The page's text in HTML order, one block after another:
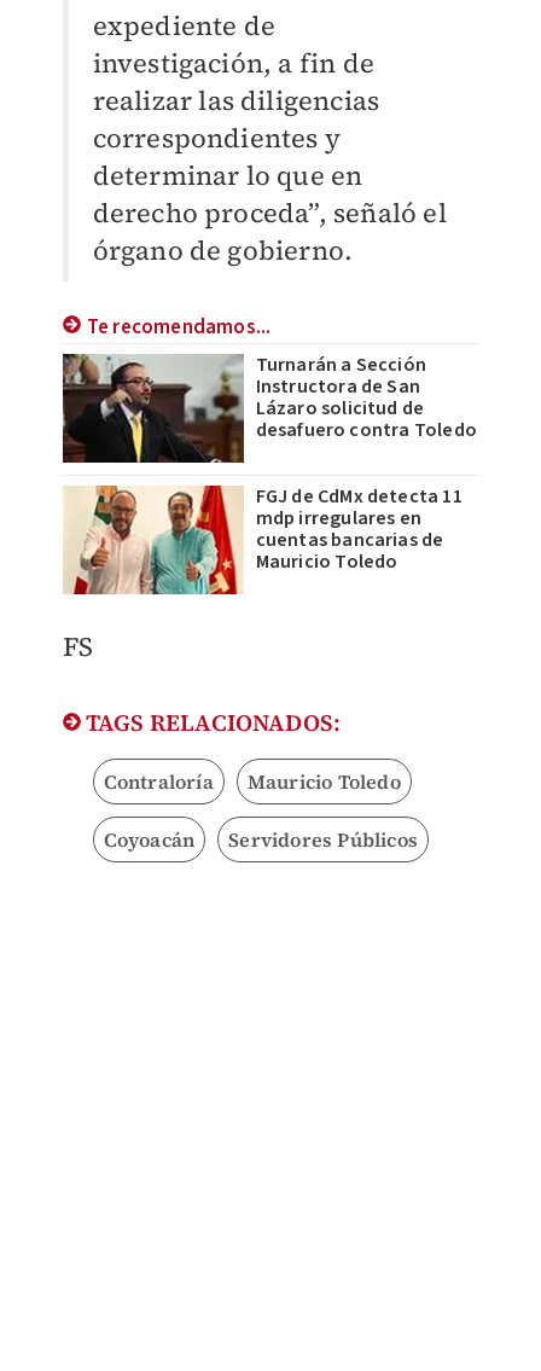
expediente de
investigación, a fin de
realizar las diligencias
correspondientes y
determinar lo que en
derecho proceda”, señaló el
órgano de gobierno.
Te recomendamos...
Turnarán a Sección
Instructora de San
Lázaro solicitud de
desafuero contra Toledo
FGJ de CdMx detecta 11
mdp irregulares en
cuentas bancarias de
Mauricio Toledo
FS
TAGS RELACIONADOS:
Contraloría Mauricio Toledo
Coyoacán Servidores Públicos